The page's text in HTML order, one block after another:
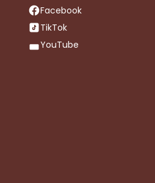
Facebook
TikTok
YouTube